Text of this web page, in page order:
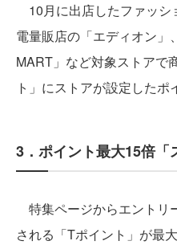
10月に出店したファッシ
電量販店の「エディオン
MART」など対象ストアで
ト」にストアが設定したポ
3．ポイント最大15倍「
特集ページからエントリ
される「Tポイント」が最